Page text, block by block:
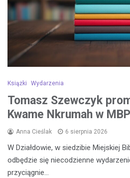
Książki Wydarzenia
Tomasz Szewczyk
Kwame Nkrumah w MBP
Anna Cieślak 6 sierpnia 2026
W Działdowie, w siedzibie Miejskiej
odbędzie się niecodzienne
przyciągnie…